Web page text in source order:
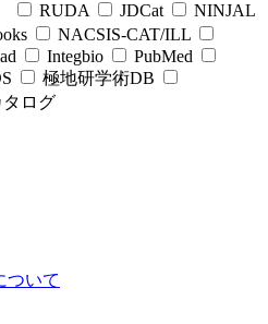
RUDA JDCat
NINJAL
NACSIS-CAT/ILL
Integbio
PubMed
極地研学術DB
ログ
ついて